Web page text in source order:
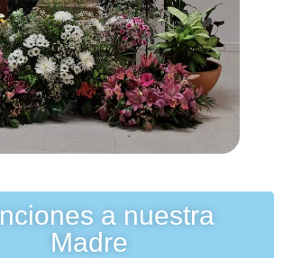
a nuestra
Madre